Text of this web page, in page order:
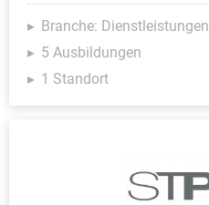
Branche: Dienstleistungen
5 Ausbildungen
1 Standort